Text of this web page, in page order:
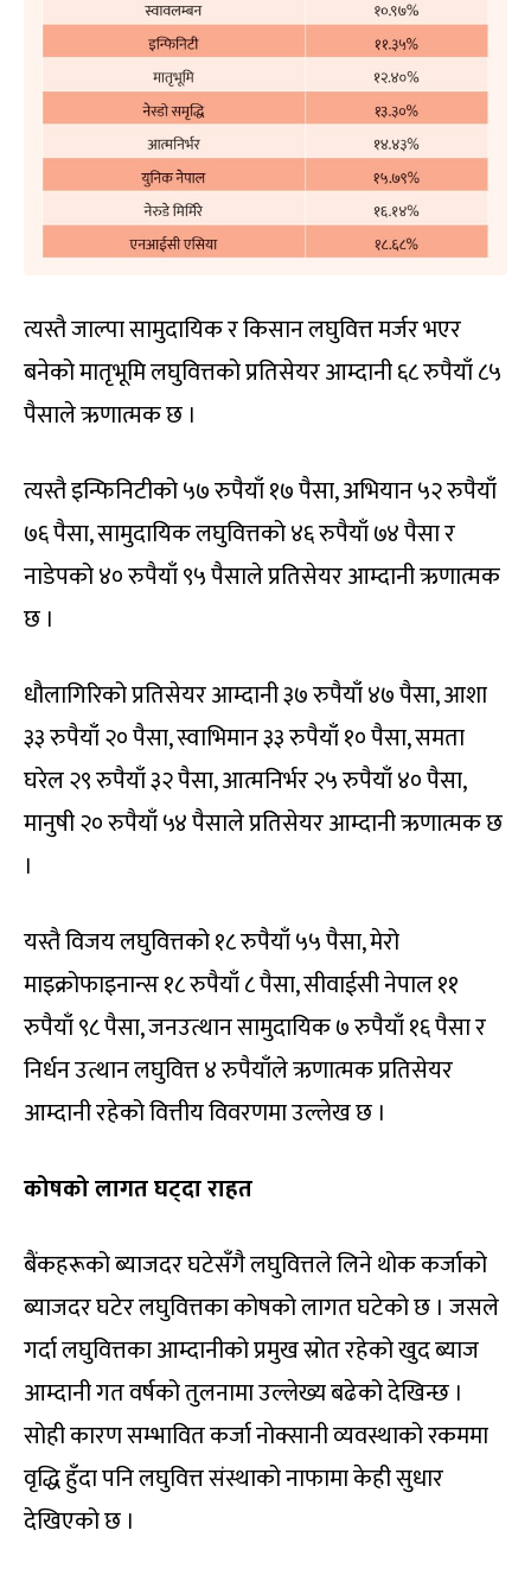
त्यस्तै जाल्पा सामुदायिक र किसान लघुवित्त मर्जर भएर
बनेको मातृभूमि लघुवित्तको प्रतिसेयर आम्दानी ६८ रुपैयाँ ८५
पैसाले ऋणात्मक छ ।
त्यस्तै इन्फिनिटीको ५७ रुपैयाँ १७ पैसा, अभियान ५२ रुपैयाँ
७६ पैसा, सामुदायिक लघुवित्तको ४६ रुपैयाँ ७४ पैसा र
नाडेपको ४० रुपैयाँ ९५ पैसाले प्रतिसेयर आम्दानी ऋणात्मक
छ ।
धौलागिरिको प्रतिसेयर आम्दानी ३७ रुपैयाँ ४७ पैसा, आशा
३३ रुपैयाँ २० पैसा, स्वाभिमान ३३ रुपैयाँ १० पैसा, समता
घरेल २९ रुपैयाँ ३२ पैसा, आत्मनिर्भर २५ रुपैयाँ ४० पैसा,
मानुषी २० रुपैयाँ ५४ पैसाले प्रतिसेयर आम्दानी ऋणात्मक छ
।
यस्तै विजय लघुवित्तको १८ रुपैयाँ ५५ पैसा, मेरो
माइक्रोफाइनान्स १८ रुपैयाँ ८ पैसा, सीवाईसी नेपाल ११
रुपैयाँ ९८ पैसा, जनउत्थान सामुदायिक ७ रुपैयाँ १६ पैसा र
निर्धन उत्थान लघुवित्त ४ रुपैयाँले ऋणात्मक प्रतिसेयर
आम्दानी रहेको वित्तीय विवरणमा उल्लेख छ ।
कोषको लागत घट्दा राहत
बैंकहरूको ब्याजदर घटेसँगै लघुवित्तले लिने थोक कर्जाको
ब्याजदर घटेर लघुवित्तका कोषको लागत घटेको छ । जसले
गर्दा लघुवित्तका आम्दानीको प्रमुख स्रोत रहेको खुद ब्याज
आम्दानी गत वर्षको तुलनामा उल्लेख्य बढेको देखिन्छ ।
सोही कारण सम्भावित कर्जा नोक्सानी व्यवस्थाको रकममा
वृद्धि हुँदा पनि लघुवित्त संस्थाको नाफामा केही सुधार
देखिएको छ ।